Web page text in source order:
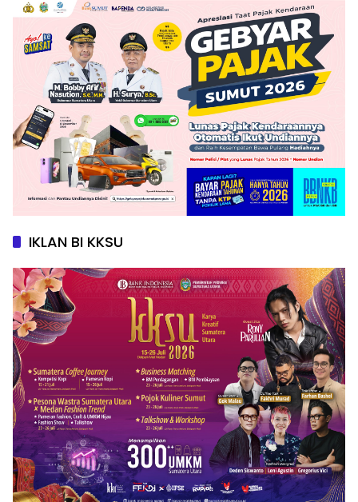
IKLAN BI KKSU